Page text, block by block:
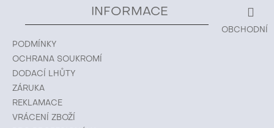
INFORMACE
OBCHODNÍ
PODMÍNKY
OCHRANA SOUKROMÍ
DODACÍ LHŮTY
ZÁRUKA
REKLAMACE
VRÁCENÍ ZBOŽÍ